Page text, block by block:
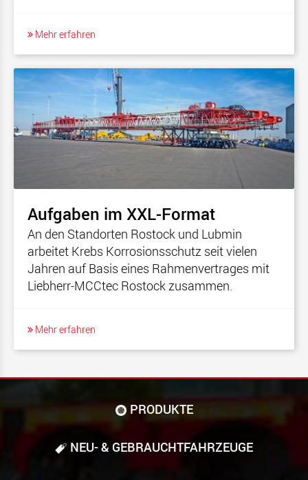
Mehr erfahren
Aufgaben im XXL-Format
An den Standorten Rostock und Lubmin
arbeitet Krebs Korrosionsschutz seit vielen
Jahren auf Basis eines Rahmenvertrages mit
Liebherr-MCCtec Rostock zusammen.
Mehr erfahren
PRODUKTE
NEU- & GEBRAUCHT­FAHRZEUGE